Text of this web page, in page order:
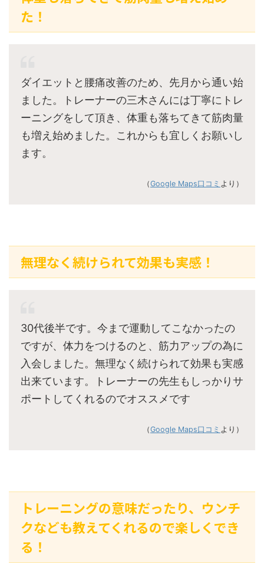
た！
ダイエットと腰痛改善のため、先月から通い始
ました。トレーナーの三木さんには丁寧にトレ
ーニングをして頂き、体重も落ちてきて筋肉量
も増え始めました。これからも宜しくお願いし
ます。
（Google Maps口コミ より）
無理なく続けられて効果も実感！
30代後半です。今まで運動してこなかったの
ですが、体力をつけるのと、筋力アップの為に
入会しました。無理なく続けられて効果も実感
出来ています。トレーナーの先生もしっかりサ
ポートしてくれるのでオススメです
（Google Maps口コミ より）
トレーニングの意味だったり、ウンチ
クなども教えてくれるので楽しくでき
る！